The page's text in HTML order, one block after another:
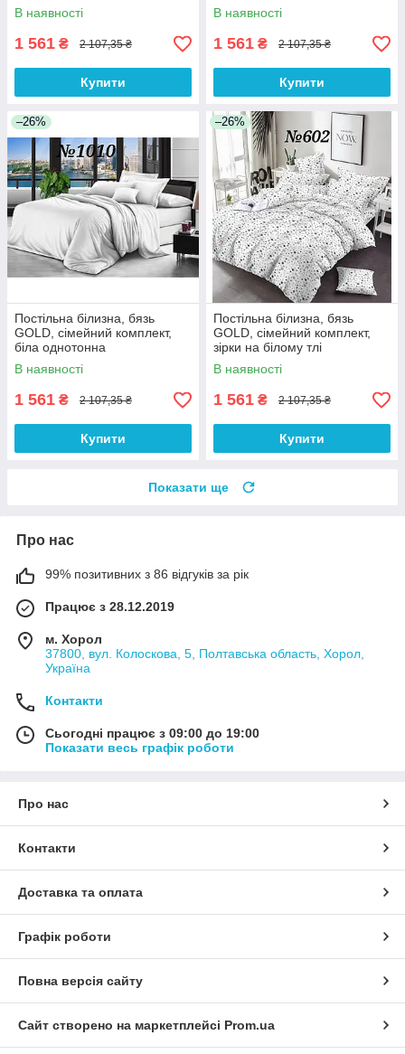
В наявності
1 561 ₴ 2 107,35 ₴
Купити
В наявності
1 561 ₴ 2 107,35 ₴
Купити
–26%
Постільна білизна, бязь
GOLD, сімейний комплект,
біла однотонна
В наявності
1 561 ₴ 2 107,35 ₴
Купити
–26%
Постільна білизна, бязь
GOLD, сімейний комплект,
зірки на білому тлі
В наявності
1 561 ₴ 2 107,35 ₴
Купити
Показати ще
Про нас
99% позитивних з 86 відгуків за рік
Працює з 28.12.2019
м. Хорол
37800, вул. Колоскова, 5, Полтавська область, Хорол,
Україна
Контакти
Сьогодні працює з 09:00 до 19:00
Показати весь графік роботи
Про нас
Контакти
Доставка та оплата
Графік роботи
Повна версія сайту
Сайт створено на маркетплейсі Prom.ua